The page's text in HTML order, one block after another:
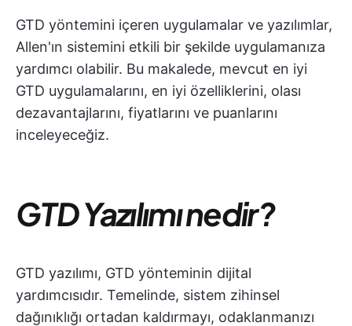
GTD yöntemini içeren uygulamalar ve yazılımlar,
Allen'ın sistemini etkili bir şekilde uygulamanıza
yardımcı olabilir. Bu makalede, mevcut en iyi
GTD uygulamalarını, en iyi özelliklerini, olası
dezavantajlarını, fiyatlarını ve puanlarını
inceleyeceğiz.
GTD Yazılımı nedir?
GTD yazılımı, GTD yönteminin dijital
yardımcısıdır. Temelinde, sistem zihinsel
dağınıklığı ortadan kaldırmayı, odaklanmanızı